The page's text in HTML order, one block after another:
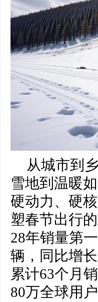
从城市到
雪地到温暖
硬动力、硬
塑春节出行
28年销量第
辆，同比增
累计63个月
80万全球用